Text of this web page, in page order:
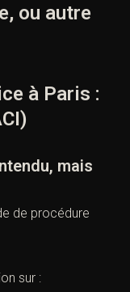
ou autre
à Paris :
mais
de procédure
sur :